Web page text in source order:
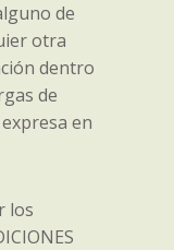
de
otra
dentro
de
en
los